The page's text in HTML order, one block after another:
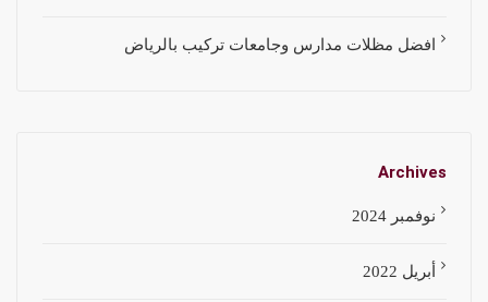
افضل مظلات مدارس وجامعات تركيب بالرياض
Archives
نوفمبر 2024
أبريل 2022